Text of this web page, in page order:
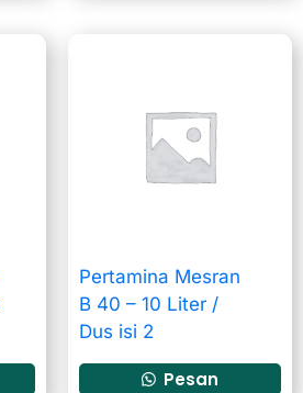
Pertamina Mesran
B 40 – 10 Liter /
Dus isi 2
Pesan